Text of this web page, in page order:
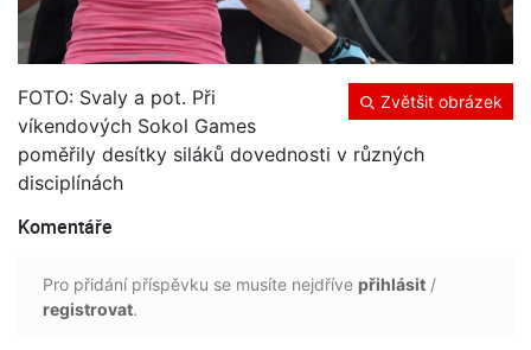
Zvětšit obrázek
FOTO: Svaly a pot. Při
víkendových Sokol Games
poměřily desítky siláků dovednosti v různých
disciplínách
Komentáře
Pro přidání příspěvku se musíte nejdříve přihlásit /
registrovat.